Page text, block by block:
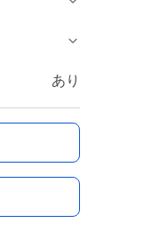
あり